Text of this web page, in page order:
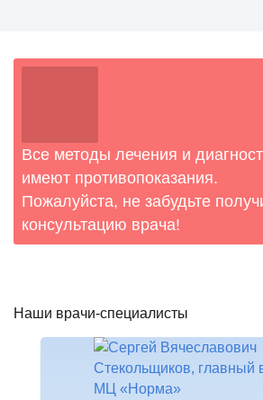
Все методы лечения и
имеют противопоказания.
Пожалуйста, не забудьте
консультацию врача!
Наши врачи-специалисты